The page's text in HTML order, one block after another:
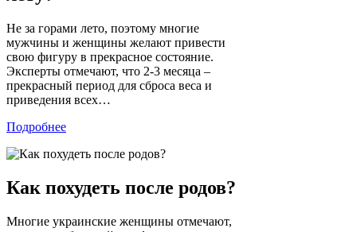
Не за горами лето, поэтому многие
мужчины и женщины желают привести
свою фигуру в прекрасное состояние.
Эксперты отмечают, что 2-3 месяца –
прекрасный период для сброса веса и
приведения всех…
Подробнее
Как похудеть после родов?
Многие украинские женщины отмечают,